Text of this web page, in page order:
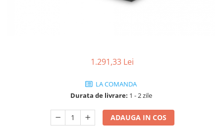
1.291,33 Lei
LA COMANDA
Durata de livrare: 1 - 2 zile
ADAUGA IN COS